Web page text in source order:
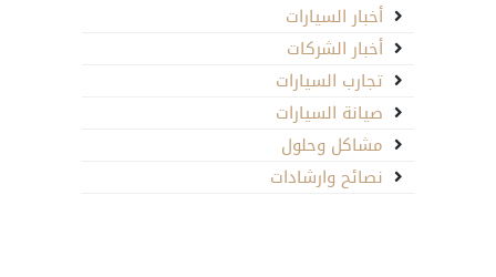
أخبار السيارات
أخبار الشركات
تجارب السيارات
صيانة السيارات
مشاكل وحلول
نصائح وارشادات